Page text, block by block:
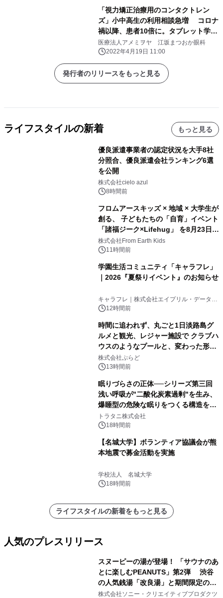
「視力矯正治療用のコンタクトレン
ズ」小中高生の利用相談急増 コロナ
禍以降、患者10倍に。タブレット学習
など増加が背景に
医療法人アメミヲヤ 江坂まつおか眼科
2022年4月19日 11:00
発行者のリリースをもっと見る
ライフスタイルの新着 もっと見る
優良派遣事業者の認定状況を大手8社
分照合、優良派遣会社ランキング6選
を公開
株式会社cielo azul
8時間前
フロムアースキッズ × 地域 × 大学生が
創る、 子どもたちの「自育」イベント
「諸福ジーク×Lifehug」 を8月23日
(日)開催
株式会社From Earth Kids
11時間前
学園生活コミュニティ「キャラフレ」
｜2026『夏祭りイベント』のお知らせ
キャラフレ｜株式会社エイプリル・データ・
デザインズ
12時間前
時間に追われず、丸ごと1日淡路島グ
ルメと観光、レジャー施設で クラブハ
ウスのようなプールと、変わった形の
サウナも 「THE BOXY AWAJI」のお
得な素泊まり連泊プランで
株式会社ぷらど
13時間前
眠りづらさの正体──シリーズ第三回
浅い呼吸が"二酸化炭素過剰"を生み、
爆睡型の危険な眠りをつくる構造を解
説
トラタニ株式会社
18時間前
【名城大学】ボランティア協議会が熊
本地震で募金活動を実施
学校法人 名城大学
18時間前
ライフスタイルの新着をもっと見る
人気のプレスリリース
スヌーピーの湯が登場！ 「サウナのあ
とに楽しむPEANUTS」第2弾 渋谷
の人気銭湯「改良湯」と期間限定のコ
ラボレーション サウナイキタイコラ
株式会社ソニー・クリエイティブプロダクツ